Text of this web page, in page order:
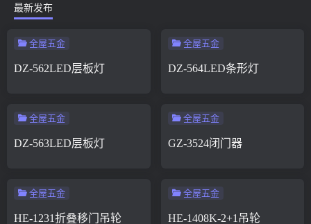
最新发布
全屋五金
DZ-562LED层板灯
全屋五金
DZ-564LED条形灯
全屋五金
DZ-563LED层板灯
全屋五金
GZ-3524闭门器
全屋五金
HE-1231折叠移门吊轮
全屋五金
HE-1408K-2+1吊轮